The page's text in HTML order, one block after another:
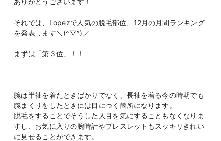
ありがとうございます！
それでは、Lopezで人気の脱毛部位、12月の月間ランキング
を発表します＼(^▽^)／
まずは「第３位」！！
腕は半袖を着たときばかりでなく、長袖を着る今の時期でも
腕まくりをしたときには目につく箇所になります。
脱毛をすることでそうした人目を気にすることもなくなりま
すし、お気に入りの腕時計やブレスレットもスッキリきれい
に見せることができます。